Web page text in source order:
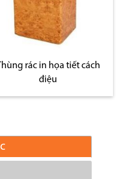
rác in họa tiết cách
điệu